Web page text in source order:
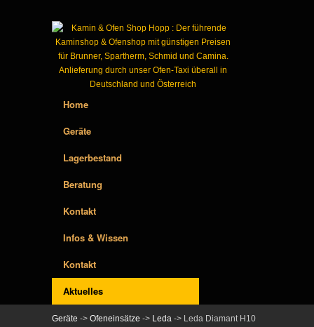
Home
Geräte
Lagerbestand
Beratung
Kontakt
Infos & Wissen
Kontakt
Aktuelles
Geräte -> Ofeneinsätze -> Leda -> Leda Diamant H10